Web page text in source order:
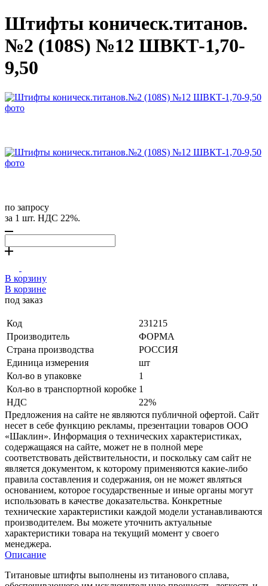
Штифты коническ.титанов.
№2 (108S) №12 ШВКТ-1,70-
9,50
по запросу
за 1 шт. НДС 22%.
В корзину
В корзине
под заказ
Код
231215
Производитель
ФОРМА
Страна производства
РОССИЯ
Единица измерения
шт
Кол-во в упаковке
1
Кол-во в транспортной коробке 1
НДС
22%
Предложения на сайте не являются публичной офертой. Сайт
несет в себе функцию рекламы, презентации товаров ООО
«Шаклин». Информация о технических характеристиках,
содержащаяся на сайте, может не в полной мере
соответствовать действительности, и поскольку сам сайт не
является документом, к которому применяются какие-либо
правила составления и содержания, он не может являться
основанием, которое государственные и иные органы могут
использовать в качестве доказательства. Конкретные
технические характеристики каждой модели устанавливаются
производителем. Вы можете уточнить актуальные
характеристики товара на текущий момент у своего
менеджера.
Описание
Титановые штифты выполнены из титанового сплава,